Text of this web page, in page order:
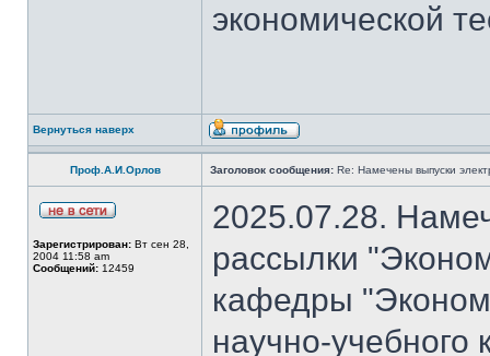
экономической
Вернуться наверх
Проф.А.И.Орлов Заголовок сообщения: Re: Намечены выпуски
Зарегистрирован: Вт сен 28,
2004 11:58 am
Сообщений: 12459
2025.07.28.
рассылки
кафедры
научно-